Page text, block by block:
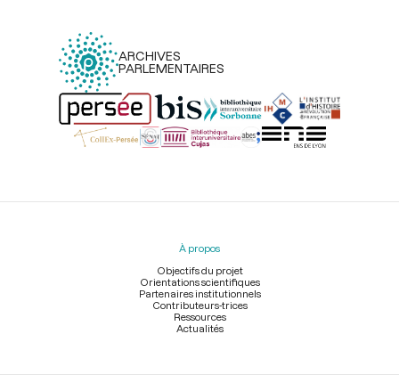
ARCHIVES
PARLEMENTAIRES
Menu
À propos
Objectifs du projet
Orientations scientifiques
Partenaires institutionnels
Contributeurs-trices
Ressources
Actualités